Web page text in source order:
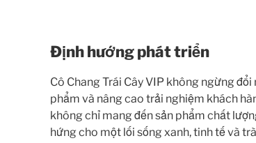
Định hướng phát triển
Cô Chang Trái Cây VIP không ngừng
phẩm và nâng cao trải nghiệm khách
không chỉ mang đến sản phẩm chất
hứng cho một lối sống xanh, tinh tế và